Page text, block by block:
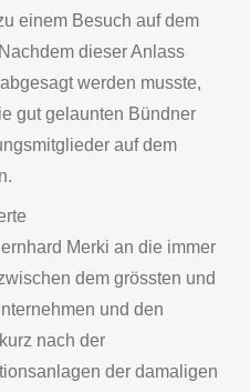
einem Besuch auf dem
dieser Anlass
werden musste,
gut gelaunten Bündner
auf dem
Merki an die immer
dem grössten und
und den
nach der
der damaligen